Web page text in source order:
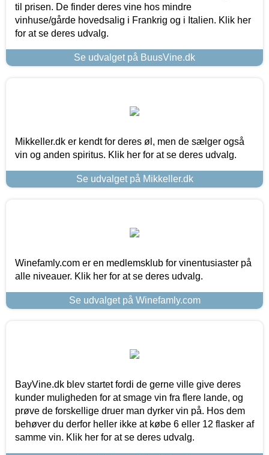
til prisen. De finder deres vine hos mindre
vinhuse/gårde hovedsalig i Frankrig og i Italien. Klik her
for at se deres udvalg.
Se udvalget på BuusVine.dk
Mikkeller.dk er kendt for deres øl, men de sælger også
vin og anden spiritus. Klik her for at se deres udvalg.
Se udvalget på Mikkeller.dk
Winefamly.com er en medlemsklub for vinentusiaster på
alle niveauer. Klik her for at se deres udvalg.
Se udvalget på Winefamly.com
BayVine.dk blev startet fordi de gerne ville give deres
kunder muligheden for at smage vin fra flere lande, og
prøve de forskellige druer man dyrker vin på. Hos dem
behøver du derfor heller ikke at købe 6 eller 12 flasker af
samme vin. Klik her for at se deres udvalg.